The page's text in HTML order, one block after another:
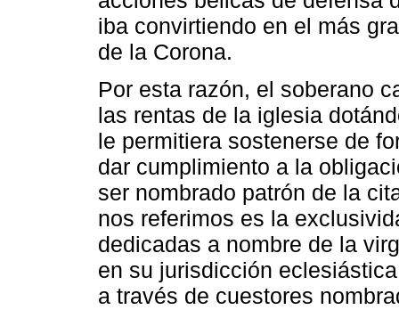
iba convirtiendo en el más
de la Corona.
Por esta razón, el soberano
las rentas de la iglesia
le permitiera sostenerse de
dar cumplimiento a la
ser nombrado patrón de la
nos referimos es la
dedicadas a nombre de la
en su jurisdicción
a través de cuestores